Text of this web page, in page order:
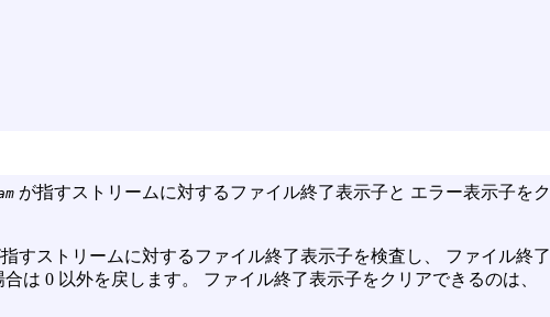
が指すストリームに対するファイル終了表示子と エラー表示子をク
すストリームに対するファイル終了表示子を検査し、 ファイル終了
は 0 以外を戻します。 ファイル終了表示子をクリアできるのは、